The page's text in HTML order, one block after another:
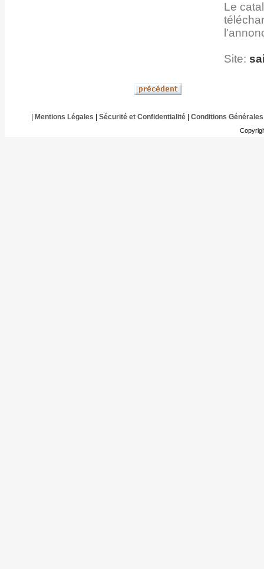
Le
Site:
Mentions Légales Sécurité et Confidentialité| Conditions Générales